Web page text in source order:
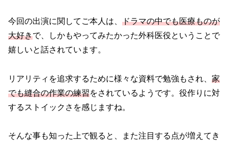
今回の出演に関してご本人は、 ドラマの中でも医療ものが
大好きで、しかもやってみたかった外科医役ということで
嬉しいと話されています。
リアリティを追求するために様々な資料で勉強もされ、 家
でも縫合の作業の練習をされているようです。役作りに対
するストイックさを感じますね。
そんな事も知った上で観ると、また注目する点が増えてき